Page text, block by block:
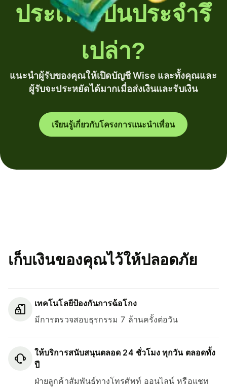
ประเทศเป็นประจำรึ
เปล่า?
แนะนำผู้รับของคุณให้เปิดบัญชี Wise และทั้งคุณและ
ผู้รับจะประหยัดได้มากเมื่อส่งเงินและรับเงิน
เรียนรู้เกี่ยวกับโครงการแนะนำเพื่อน
เก็บเงินของคุณไว้ให้ปลอดภัย
เทคโนโลยีป้องกันการฉ้อโกง
มีการตรวจสอบธุรกรรม 7 ล้านครั้งต่อวัน
ให้บริการสนับสนุนตลอด 24 ชั่วโมง ทุกวัน ตลอดทั้ง
ปี
ฝ่ายลูกค้าสัมพันธ์ทางโทรศัพท์ ออนไลน์ หรือแชท